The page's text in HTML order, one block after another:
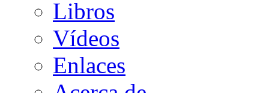
Libros
Vídeos
Enlaces